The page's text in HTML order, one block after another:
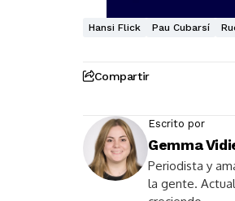
Hansi Flick Pau Cubarsí
Compartir
Escrito por
Gemma
Periodista y
la gente.